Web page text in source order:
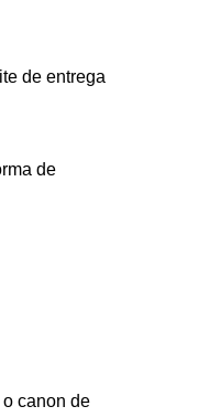
de entrega
de
canon de